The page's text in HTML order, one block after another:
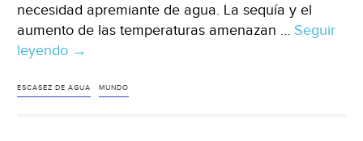
necesidad apremiante de agua. La sequía y el
aumento de las temperaturas amenazan … Seguir
leyendo Mundo
El
→
ESCASEZ DE AGUA MUNDO